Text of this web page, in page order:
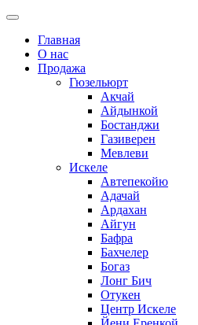
Главная
О нас
Продажа
Гюзельюрт
Акчай
Айдынкой
Бостанджи
Газиверен
Мевлеви
Искеле
Автепекойю
Адачай
Ардахан
Айгун
Бафра
Бахчелер
Богаз
Лонг Бич
Отукен
Центр Искеле